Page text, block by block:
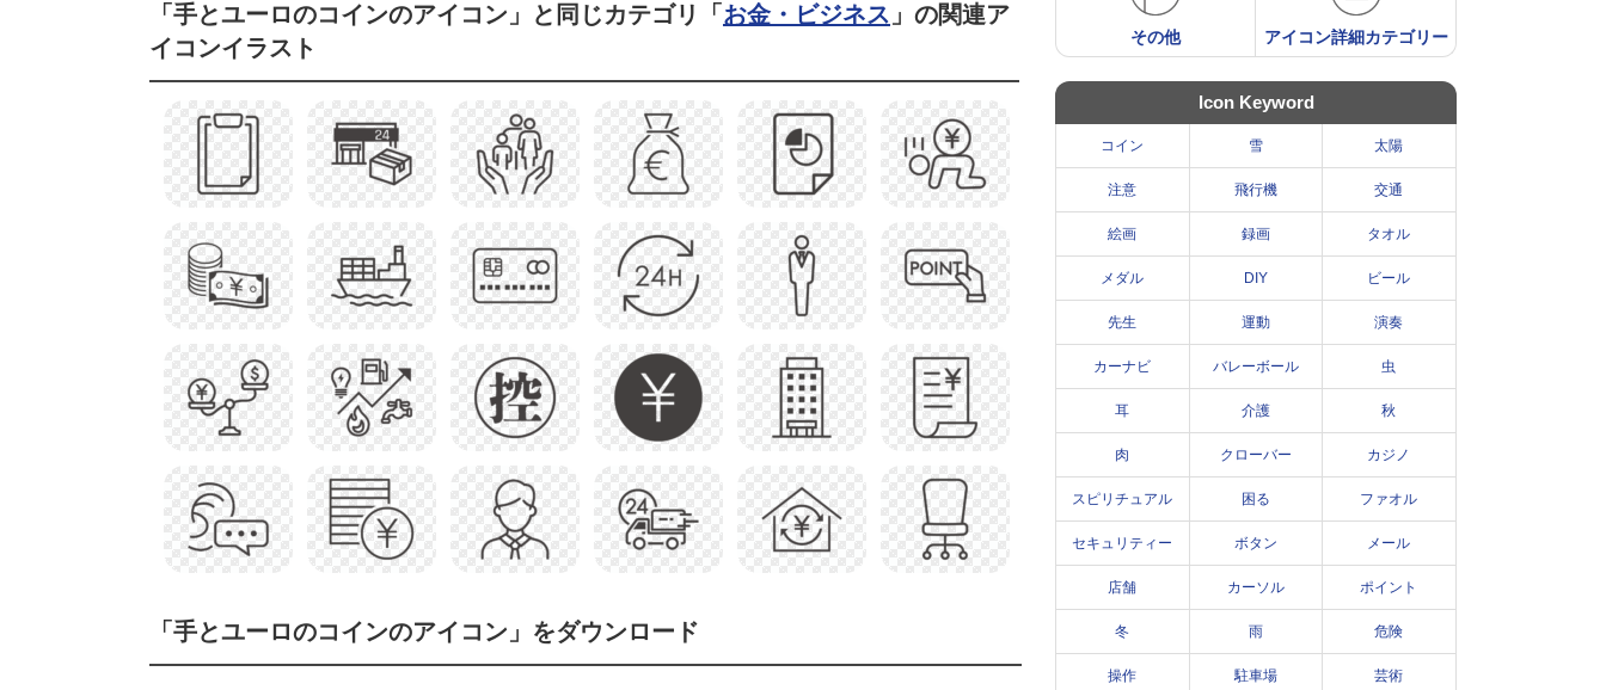
「手とユーロのコインのアイコン」と同じカテゴリ「 お金・ビジネス 」の関連ア
イコンイラスト
「手とユーロのコインのアイコン」をダウンロード
その他 アイコン詳細カテゴリー
Icon Keyword
コイン 雪 太陽
注意 飛行機 交通
絵画 録画 タオル
メダル DIY ビール
先生 運動 演奏
カーナビ バレーボール 虫
耳 介護 秋
肉 クローバー カジノ
スピリチュアル 困る ファオル
セキュリティー ボタン メール
店舗 カーソル ポイント
冬 雨 危険
操作 駐車場 芸術